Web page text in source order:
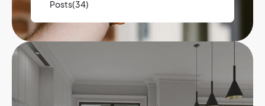
Posts(34)